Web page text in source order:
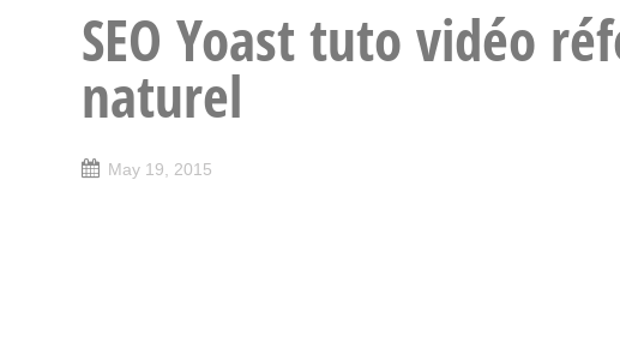
SEO Yoast tuto vidéo
naturel
May 19, 2015